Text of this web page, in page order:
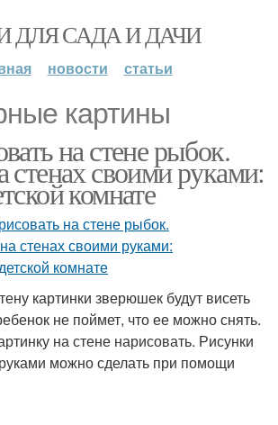
ДЛЯ САДА И ДАЧИ
новости статьи
картины
на стене рыбок.
стенах своими руками:
комнате
картинки зверюшек будут висеть
не поймет, что ее можно снять.
на стене нарисовать. Рисунки
можно сделать при помощи